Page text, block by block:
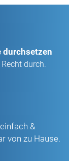
durchsetzen
durch.
&
von zu Hause.